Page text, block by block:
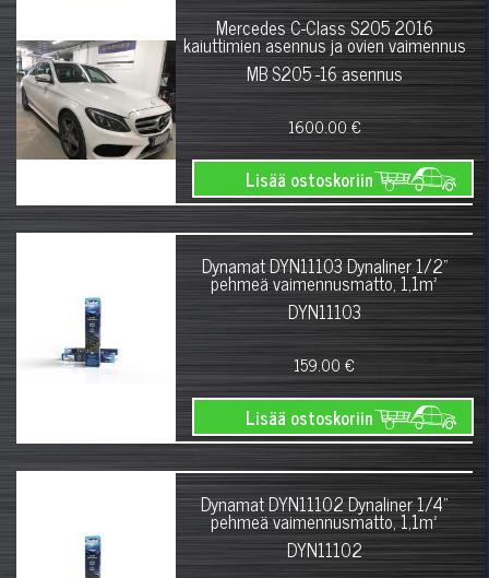
Mercedes C-Class S205 2016
kaiuttimien asennus ja ovien vaimennus
MB S205 -16 asennus
1600.00 €
Lisää ostoskoriin
Dynamat DYN11103 Dynaliner 1/2"
pehmeä vaimennusmatto, 1,1m²
DYN11103
159.00 €
Lisää ostoskoriin
Dynamat DYN11102 Dynaliner 1/4"
pehmeä vaimennusmatto, 1,1m²
DYN11102